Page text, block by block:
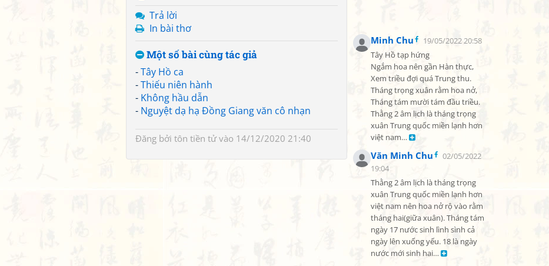
Minh Chu
19/05/2022 20:58
Tây Hồ tạp hứng
Ngắm hoa nên gần Hàn thực,
Xem triều đợi quá Trung thu.
Tháng trọng xuân rằm hoa nở,
Tháng tám mười tám đầu triều.
Thằng 2 âm lịch là tháng trọng
xuân Trung quốc miền lạnh hơn
việt nam…
Văn Minh Chu
02/05/2022
19:04
Thằng 2 âm lịch là tháng trọng
xuân Trung quốc miền lạnh hơn
việt nam nên hoa nở rộ vào rằm
tháng hai(giữa xuân). Tháng tám
ngày 17 nước sinh lình sình cả
ngày lên xuống yếu. 18 là ngày
nước mới sinh hai…
Trả lời
In bài thơ
Một số bài cùng tác giả
-Tây Hồ ca
-Thiếu niên hành
- Không hầu dẫn
- Nguyệt dạ hạ Đồng Giang văn cô nhạn
Đăng bởi tôn tiền tửvào 14/12/2020 21:40